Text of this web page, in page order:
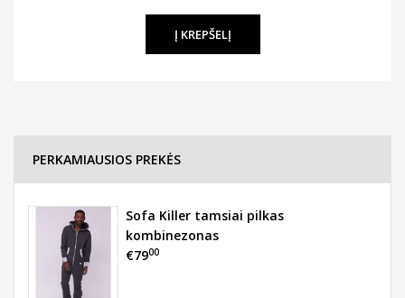
PERKAMIAUSIOS PREKĖS
Sofa Killer tamsiai pilkas
kombinezonas
€7900